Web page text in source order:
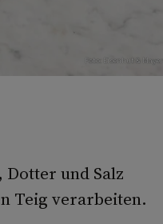
Foto: Eisenhut & Mayer
und Salz
Teig verarbeiten.